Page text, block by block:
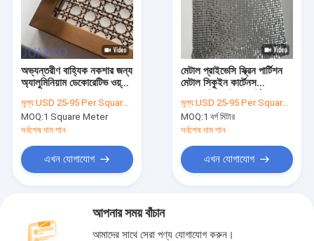
অভ্যন্তরীণ বাহ্যিক নকশার জন্য
অ্যালুমিনিয়াম ডেকোরেটিভ ওয়্যার
মূল্য:USD 25-95 Per Square Meter
MOQ:1 Square Meter
সর্বশেষ দাম পান
এখন যোগাযোগ
মেটাল প্রাইভেসি স্ক্রিন পার্টিশন
মেটাল সিকুইন কার্টেনস
মূল্য:USD 25-95 Per Square Meter
MOQ:1 বর্গ মিটার
সর্বশেষ দাম পান
এখন যোগাযোগ
আপনার সময় বাঁচান
আমাদের সাথে সেরা পণ্য যোগাযোগ করুন।